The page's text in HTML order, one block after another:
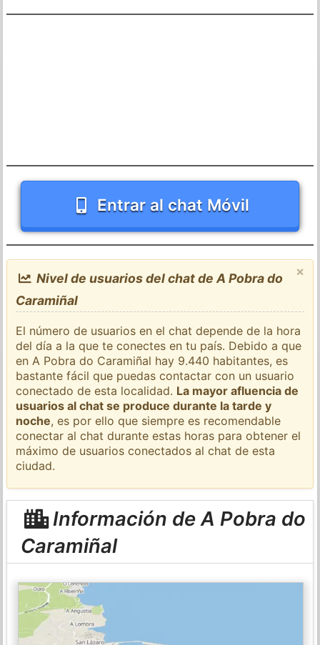
Entrar al chat Móvil
×
Nivel de usuarios del chat de A Pobra do
Caramiñal
El número de usuarios en el chat depende de la hora
del día a la que te conectes en tu país. Debido a que
en A Pobra do Caramiñal hay 9.440 habitantes, es
bastante fácil que puedas contactar con un usuario
conectado de esta localidad. La mayor afluencia de
usuarios al chat se produce durante la tarde y
noche, es por ello que siempre es recomendable
conectar al chat durante estas horas para obtener el
máximo de usuarios conectados al chat de esta
ciudad.
Información de A Pobra do
Caramiñal